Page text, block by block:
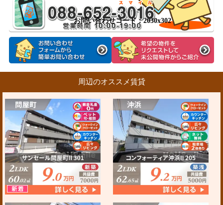
お問い合わせコード：2030x302
周辺のオススメ賃貸